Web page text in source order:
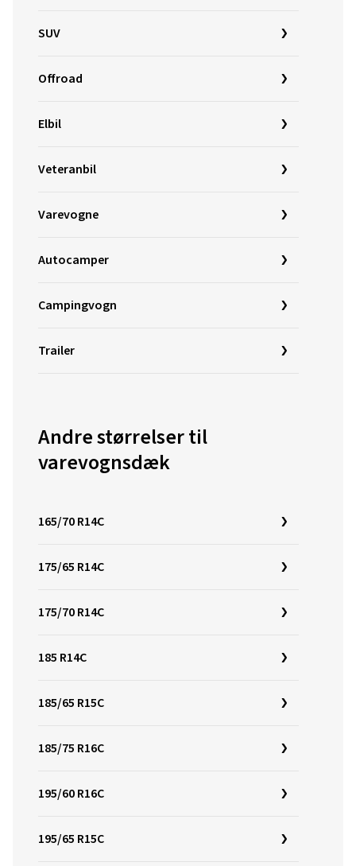
SUV
Offroad
Elbil
Veteranbil
Varevogne
Autocamper
Campingvogn
Trailer
Andre størrelser til
varevognsdæk
165/70 R14C
175/65 R14C
175/70 R14C
185 R14C
185/65 R15C
185/75 R16C
195/60 R16C
195/65 R15C